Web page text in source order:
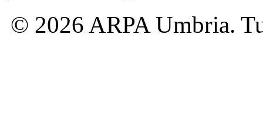
© 2026 ARPA Umbria.